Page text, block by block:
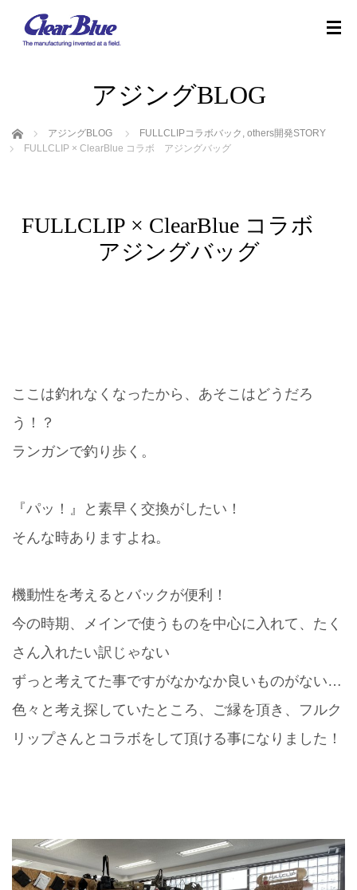
アジングBLOG
ホーム アジングBLOG FULLCLIPコラボバック , others開発STORY
FULLCLIP × ClearBlue コラボ アジングバッグ
FULLCLIP × ClearBlue コラボ
アジングバッグ
ここは釣れなくなったから、あそこはどうだろ
う！？
ランガンで釣り歩く。
『パッ！』と素早く交換がしたい！
そんな時ありますよね。
機動性を考えるとバックが便利！
今の時期、メインで使うものを中心に入れて、たく
さん入れたい訳じゃない
ずっと考えてた事ですがなかなか良いものがない…
色々と考え探していたところ、ご縁を頂き、フルク
リップさんとコラボをして頂ける事になりました！